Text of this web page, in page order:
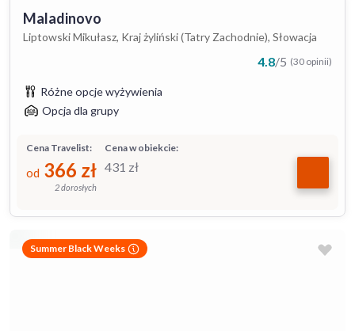
Maladinovo
Liptowski Mikułasz, Kraj żyliński (Tatry Zachodnie), Słowacja
4.8/5 (30 opinii)
Różne opcje wyżywienia
Opcja dla grupy
Cena w obiekcie:
431 zł
Cena Travelist:
od 366 zł
2 dorosłych
Summer Black Weeks